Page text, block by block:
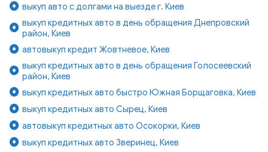
выкуп авто с долгами на выезде г. Киев
выкуп кредитных авто в день обращения Днепровский
район, Киев
автовыкуп кредит Жовтневое, Киев
выкуп кредитных авто в день обращения Голосеевский
район, Киев
выкуп кредитных авто быстро Южная Борщаговка, Киев
выкуп кредитных авто Сырец, Киев
автовыкуп кредитных авто Осокорки, Киев
выкуп кредитных авто Зверинец, Киев